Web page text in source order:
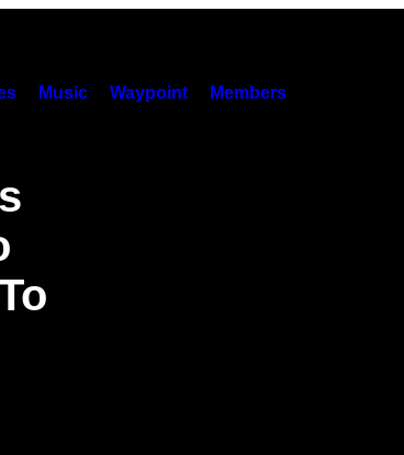
Music Waypoint Members